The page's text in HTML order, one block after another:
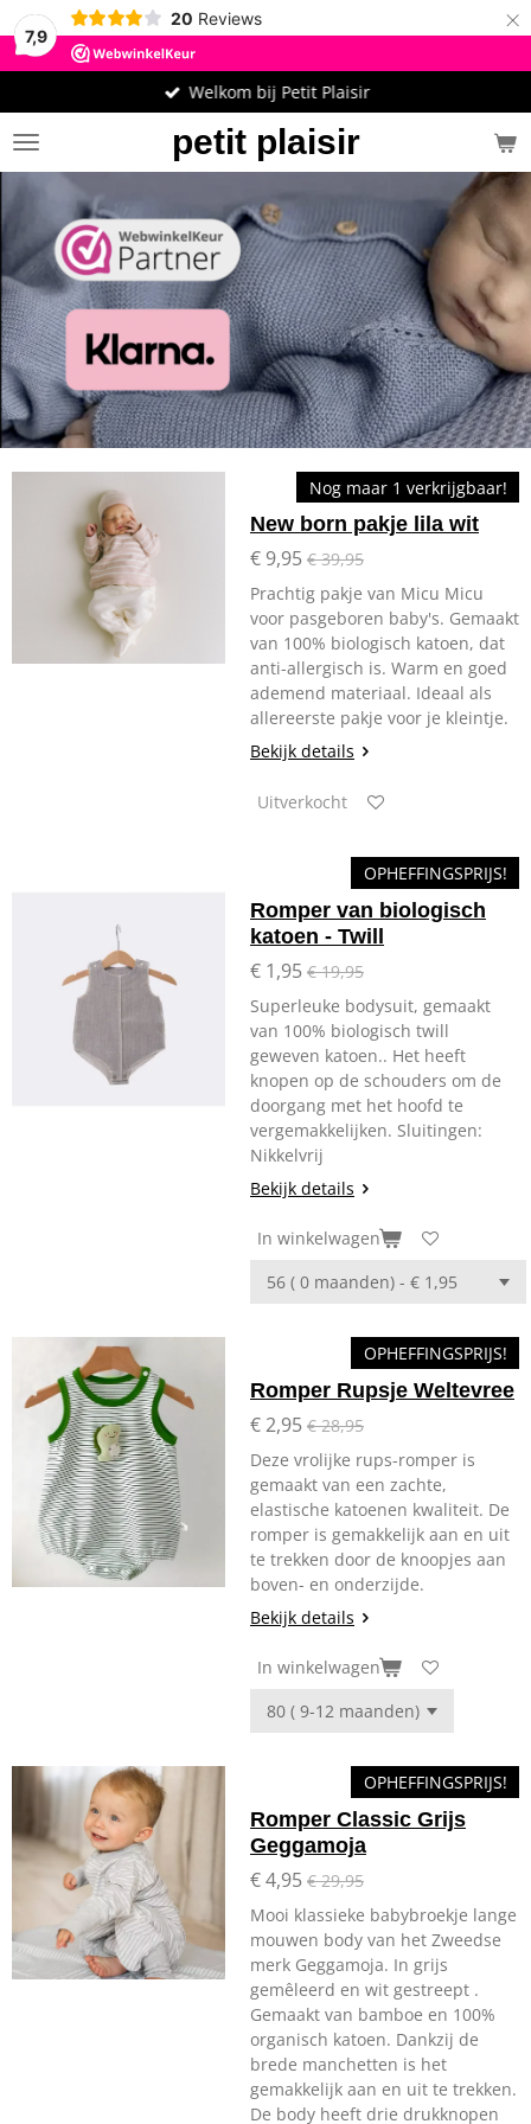
7,9
20 Reviews ×
petit plaisir
Welkom bij Petit Plaisir
Nog maar 1 verkrijgbaar!
New born pakje lila wit
€ 9,95 € 39,95
Prachtig pakje van Micu Micu
voor pasgeboren baby's. Gemaakt
van 100% biologisch katoen, dat
anti-allergisch is. Warm en goed
ademend materiaal. Ideaal als
allereerste pakje voor je kleintje.
Bekijk details
Uitverkocht
OPHEFFINGSPRIJS!
Romper van biologisch
katoen - Twill
€ 1,95 € 19,95
Superleuke bodysuit, gemaakt
van 100% biologisch twill
geweven katoen.. Het heeft
knopen op de schouders om de
doorgang met het hoofd te
vergemakkelijken. Sluitingen:
Nikkelvrij
Bekijk details
In winkelwagen
OPHEFFINGSPRIJS!
Romper Rupsje Weltevree
€ 2,95 € 28,95
Deze vrolijke rups-romper is
gemaakt van een zachte,
elastische katoenen kwaliteit. De
romper is gemakkelijk aan en uit
te trekken door de knoopjes aan
boven- en onderzijde.
Bekijk details
In winkelwagen
OPHEFFINGSPRIJS!
Romper Classic Grijs
Geggamoja
€ 4,95 € 29,95
Mooi klassieke babybroekje lange
mouwen body van het Zweedse
merk Geggamoja. In grijs
gemêleerd en wit gestreept .
Gemaakt van bamboe en 100%
organisch katoen. Dankzij de
brede manchetten is het
gemakkelijk aan en uit te trekken.
De body heeft drie drukknopen